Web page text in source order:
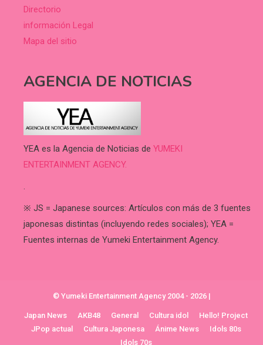
Directorio
información Legal
Mapa del sitio
AGENCIA DE NOTICIAS
YEA es la Agencia de Noticias de YUMEKI
ENTERTAINMENT AGENCY.
.
※ JS = Japanese sources: Artículos con más de 3 fuentes
japonesas distintas (incluyendo redes sociales); YEA =
Fuentes internas de Yumeki Entertainment Agency.
© Yumeki Entertainment Agency 2004 - 2026 |
Japan News AKB48 General Cultura idol
Hello! Project
JPop actual
Cultura Japonesa Ánime News
Idols 80s
Idols 70s